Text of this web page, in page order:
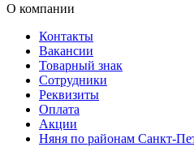
О компании
Контакты
Вакансии
Товарный знак
Сотрудники
Реквизиты
Оплата
Акции
Няня по районам Санкт-